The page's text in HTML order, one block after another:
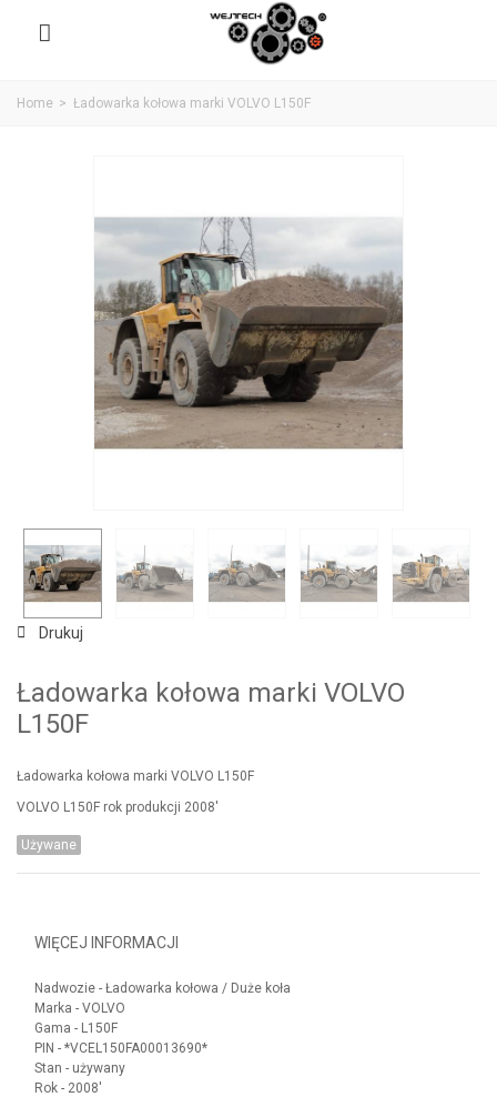
Home > Ładowarka kołowa marki VOLVO L150F
Drukuj
Ładowarka kołowa marki VOLVO
L150F
Ładowarka kołowa marki VOLVO L150F
VOLVO L150F rok produkcji 2008'
Używane
WIĘCEJ INFORMACJI
Nadwozie - Ładowarka kołowa / Duże koła
Marka - VOLVO
Gama - L150F
PIN - *VCEL150FA00013690*
Stan - używany
Rok - 2008'